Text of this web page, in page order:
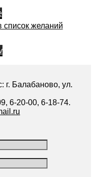
список желаний
г. Балабаново, ул.
6-20-00, 6-18-74.